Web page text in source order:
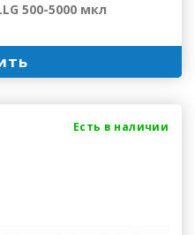
500-5000 мкл
Есть в наличии